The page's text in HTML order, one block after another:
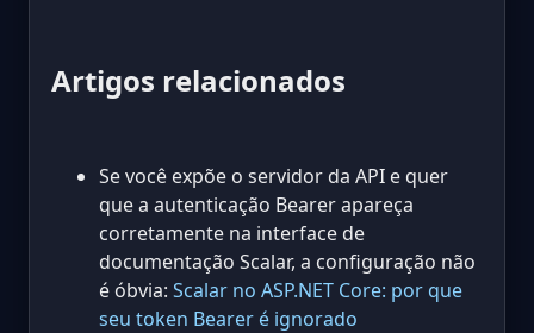
Artigos relacionados
Se você expõe o servidor da API e quer
que a autenticação Bearer apareça
corretamente na interface de
documentação Scalar, a configuração não
é óbvia: Scalar no ASP.NET Core: por que
seu token Bearer é ignorado